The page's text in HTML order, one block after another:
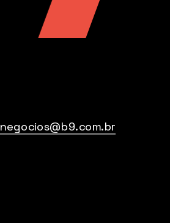
negocios@b9.com.br